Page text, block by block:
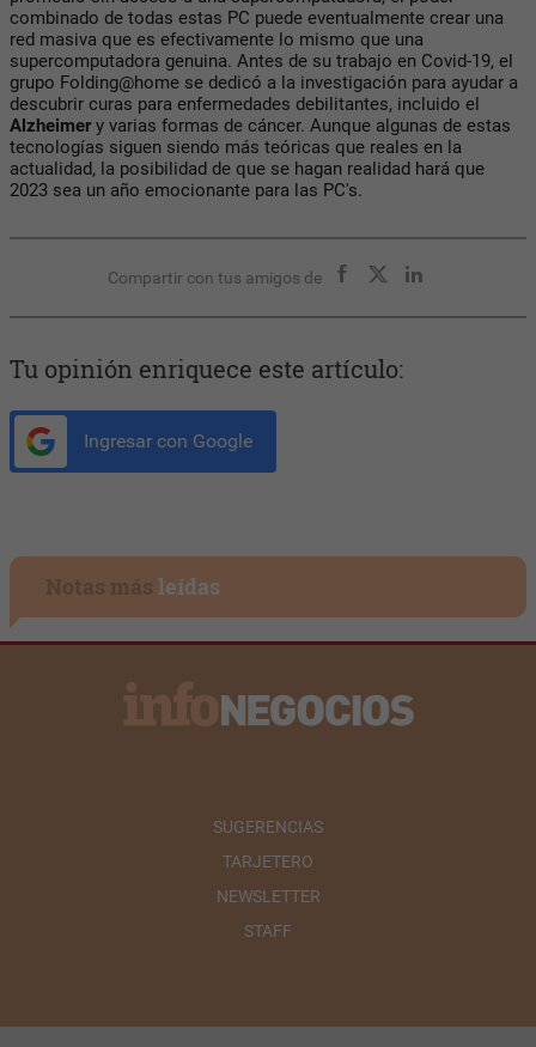
combinado de todas estas PC puede eventualmente crear una
red masiva que es efectivamente lo mismo que una
supercomputadora genuina. Antes de su trabajo en Covid-19, el
grupo Folding@home se dedicó a la investigación para ayudar a
descubrir curas para enfermedades debilitantes, incluido el
Alzheimery varias formas de cáncer. Aunque algunas de estas
tecnologías siguen siendo más teóricas que reales en la
actualidad, la posibilidad de que se hagan realidad hará que
2023 sea un año emocionante para las PC's.
Compartir con tus amigos de
Tu opinión enriquece este artículo:
Ingresar con Google
leídas
SUGERENCIAS
TARJETERO
NEWSLETTER
STAFF